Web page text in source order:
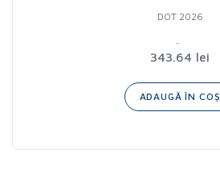
DOT 2026
343.64 lei
ADAUGĂ ÎN COȘ